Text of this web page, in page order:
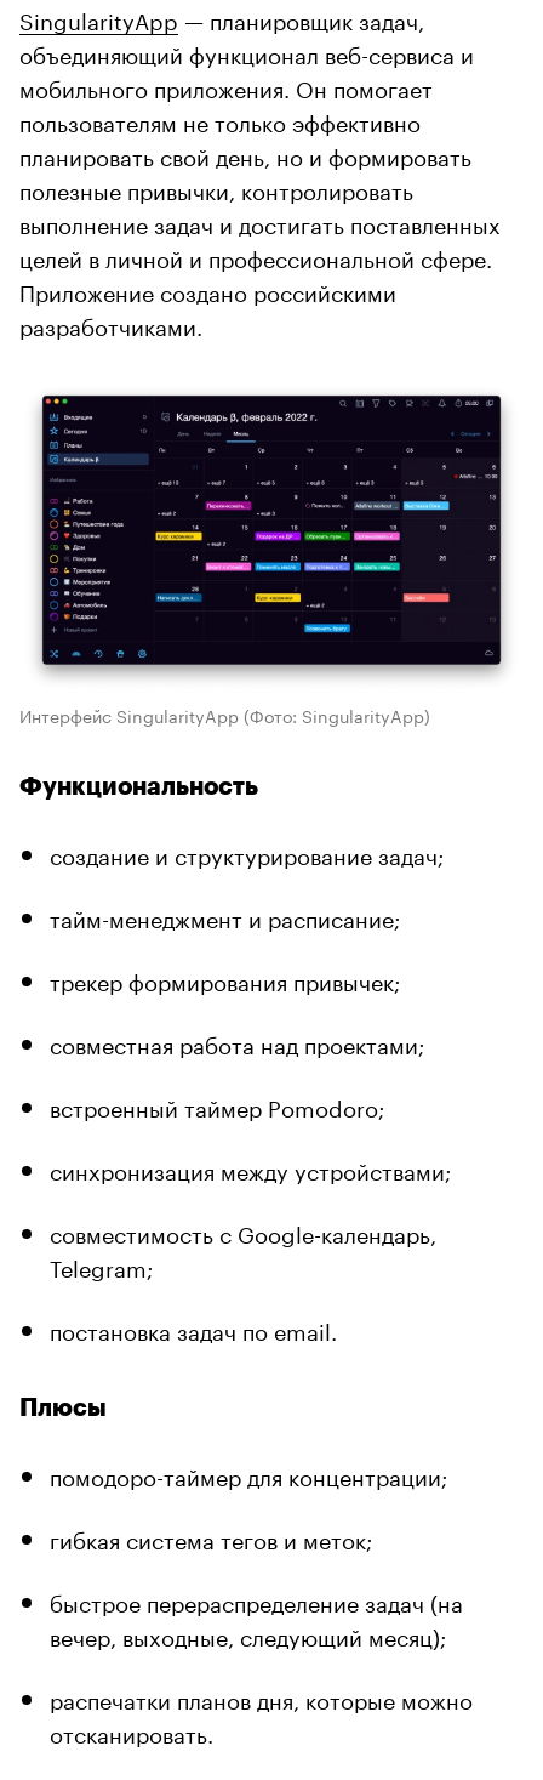
SingularityApp — планировщик задач,
объединяющий функционал веб-сервиса и
мобильного приложения. Он помогает
пользователям не только эффективно
планировать свой день, но и формировать
полезные привычки, контролировать
выполнение задач и достигать поставленных
целей в личной и профессиональной сфере.
Приложение создано российскими
разработчиками.
Интерфейс SingularityApp (Фото: SingularityApp)
Функциональность
создание и структурирование задач;
тайм-менеджмент и расписание;
трекер формирования привычек;
совместная работа над проектами;
встроенный таймер Pomodoro;
синхронизация между устройствами;
совместимость с Google-календарь,
Telegram;
постановка задач по email.
Плюсы
помодоро-таймер для концентрации;
гибкая система тегов и меток;
быстрое перераспределение задач (на
вечер, выходные, следующий месяц);
распечатки планов дня, которые можно
отсканировать.